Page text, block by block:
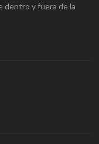
dentro y fuera de la